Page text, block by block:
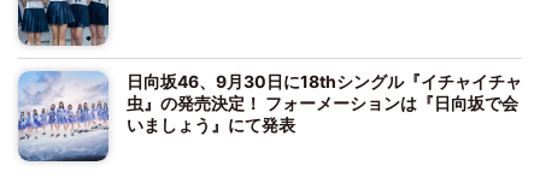
日向坂46、9月30日に18thシングル『イチャイチャ
虫』の発売決定！ フォーメーションは『日向坂で会
いましょう』にて発表